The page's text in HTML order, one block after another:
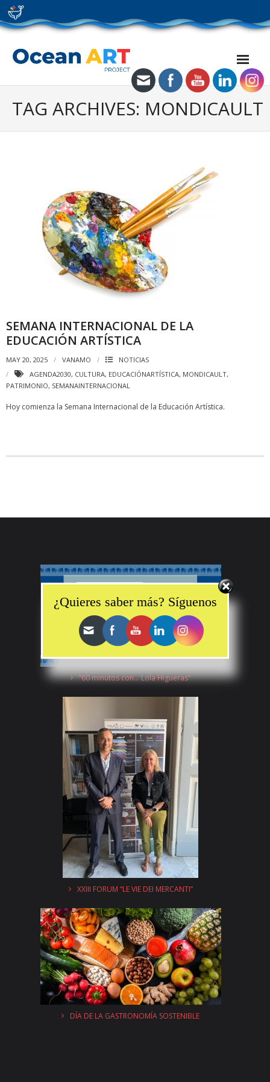
Skip
to
content
TAG ARCHIVES: MONDICAULT
SEMANA INTERNACIONAL DE LA
EDUCACIÓN ARTÍSTICA
MAY 20, 2025 VANAMO
NOTICIAS
AGENDA2030, CULTURA, EDUCACIÓNARTÍSTICA, MONDICAULT,
PATRIMONIO, SEMANAINTERNACIONAL
Hoy comienza la Semana Internacional de la Educación Artística.
“60 minutos con… Lola Higueras”
XXIII FORUM “LE VIE DEI MERCANTI”
DÍA DE LA GASTRONOMÍA SOSTENIBLE
¿Quieres saber más? Síguenos
Set Youtube Channel ID